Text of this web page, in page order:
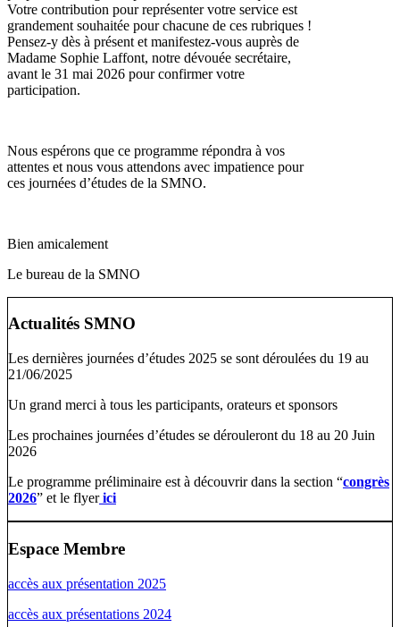
Votre contribution pour représenter votre service est
grandement souhaitée pour chacune de ces rubriques !
Pensez-y dès à présent et manifestez-vous auprès de
Madame Sophie Laffont, notre dévouée secrétaire,
avant le 31 mai 2026 pour confirmer votre
participation.
Nous espérons que ce programme répondra à vos
attentes et nous vous attendons avec impatience pour
ces journées d’études de la SMNO.
Bien amicalement
Le bureau de la SMNO
Actualités SMNO
Les dernières journées d’études 2025 se sont déroulées du 19 au
21/06/2025
Un grand merci à tous les participants, orateurs et sponsors
Les prochaines journées d’études se dérouleront du 18 au 20 Juin
2026
Le programme préliminaire est à découvrir dans la section “congrès
2026” et le flyerici
Espace Membre
accès aux présentation 2025
accès aux présentations 2024